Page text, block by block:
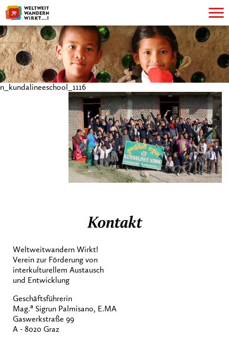
n_kundalineeschool_1116
Kontakt
Weltweitwandern Wirkt!
Verein zur Förderung von
interkulturellem Austausch
und Entwicklung
Geschäftsführerin
Mag.a Sigrun Palmisano, E.MA
Gaswerkstraße 99
A - 8020 Graz